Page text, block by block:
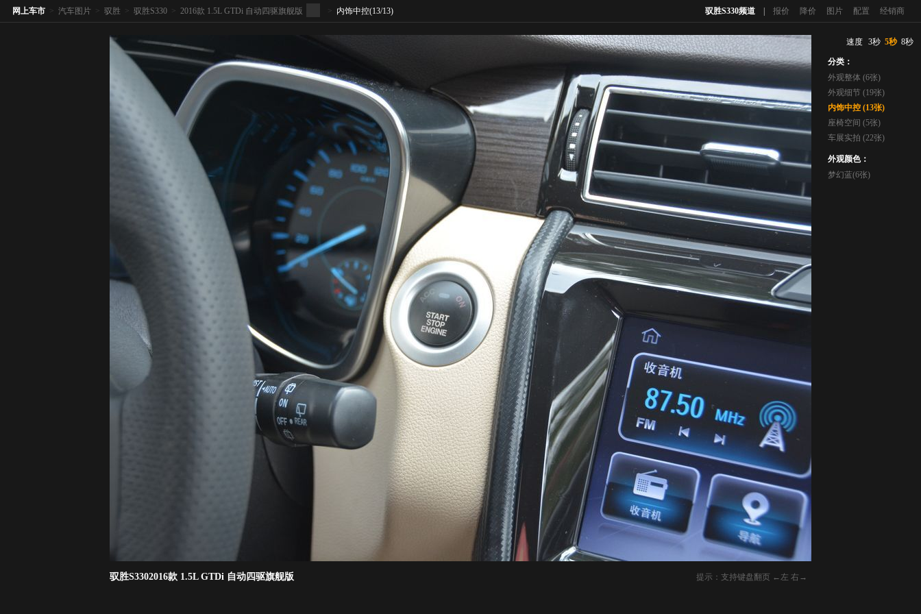
驭胜S330频道 报价 降价 图片 配置 经销商
网上车市 > 汽车图片 > 驭胜 > 驭胜S330 > 2016款 1.5L GTDi 自动四驱旗舰版 > 内饰中控(13/13)
提示：支持键盘翻页 ←左 右→
驭胜S3302016款 1.5L GTDi 自动四驱旗舰版
速度 3秒 5秒 8秒
分类：
外观整体 (6张)
外观细节 (19张)
内饰中控 (13张)
座椅空间 (5张)
车展实拍 (22张)
外观颜色：
梦幻蓝(6张)